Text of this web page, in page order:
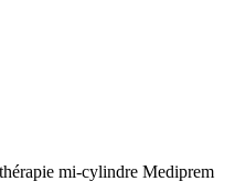
mi-cylindre Mediprem